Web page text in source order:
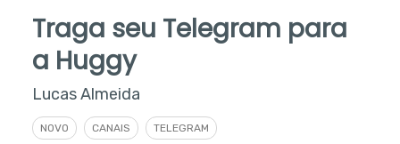
Traga seu Telegram para
a Huggy
Lucas Almeida
NOVO CANAIS TELEGRAM